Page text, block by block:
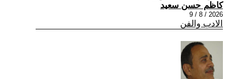
كاظم حسن سعيد
2026 / 8 / 9
الادب والفن